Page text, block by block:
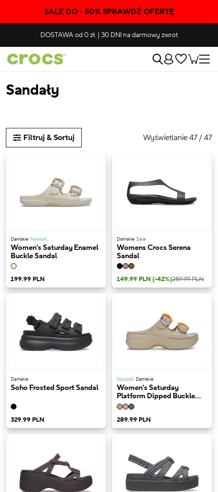
SALE DO - 50% SPRAWDŹ OFERTĘ
DOSTAWAod 0 zł. | 30 DNIna darmowy zwrot
Sandały
Filtruj & Sortuj Wyświetlanie 47 / 47
Damskie Nowość
Women's Saturday Enamel
Buckle Sandal
199.99 PLN
Damskie Sale
Womens Crocs Serena
Sandal
149.99 PLN (-42%)259.99 PLN
Damskie
Soho Frosted Sport Sandal
329.99 PLN
Nowość Damskie
Women's Saturday
Platform Dipped Buckle
Sandal
289.99 PLN